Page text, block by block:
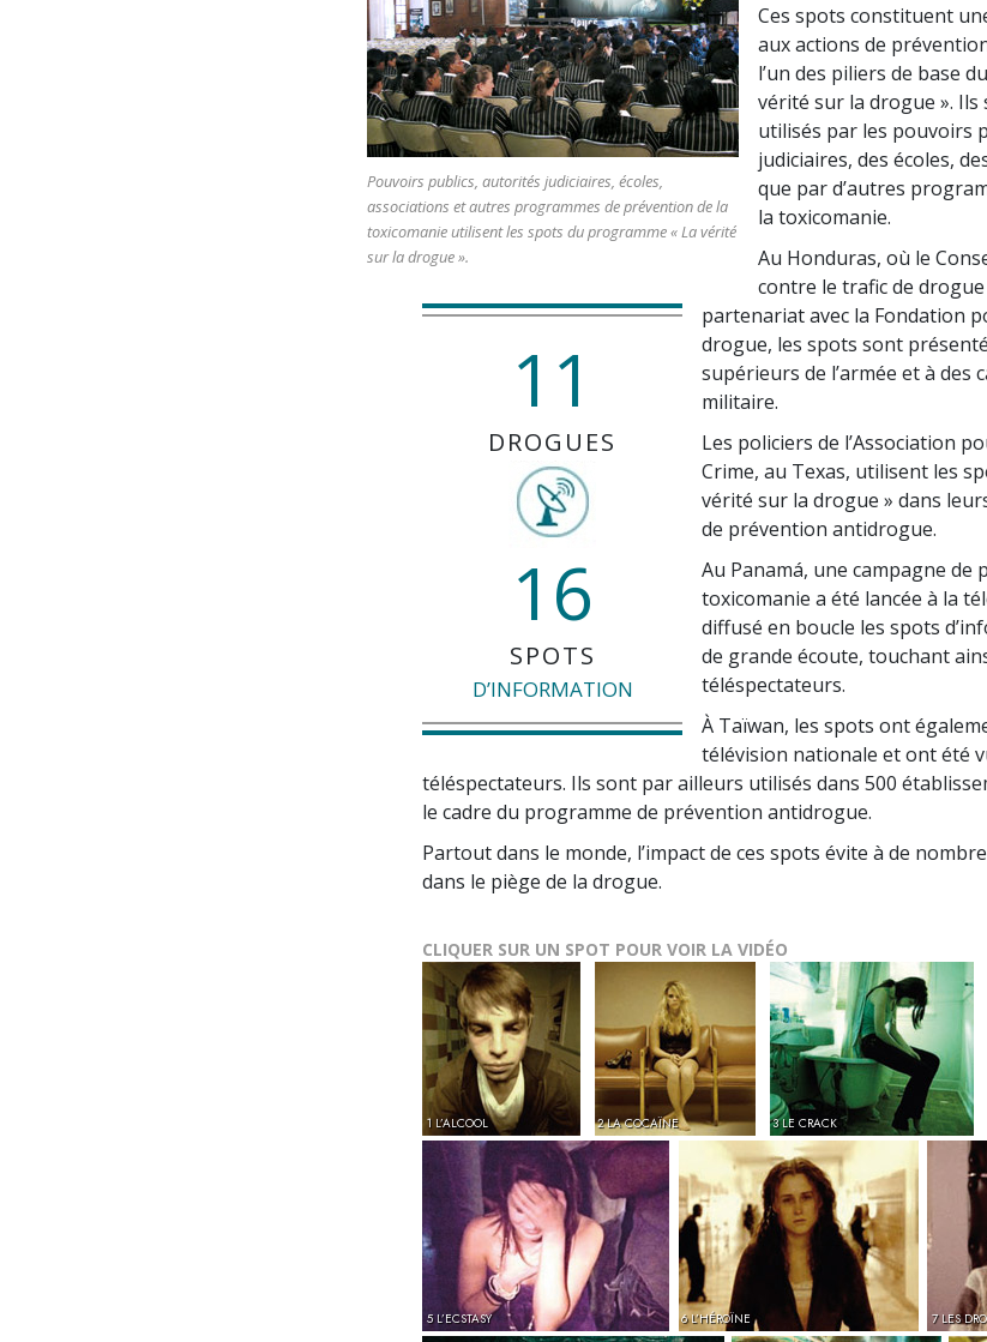
Pouvoirs publics, autorités judiciaires, écoles,
associations et autres programmes de prévention de la
toxicomanie utilisent les spots du programme « La vérité
sur la drogue ».
11
DROGUES
16
SPOTS
D’INFORMATION
Ces spots constituent
aux actions de
l’un des piliers de base
vérité sur la drogue ».
utilisés par les pouvoirs
judiciaires, des écoles,
que par d’autres
la toxicomanie.
Au Honduras, où le
contre le trafic de
partenariat avec la Fondation
drogue, les spots sont
supérieurs de l’armée et à des
militaire.
Les policiers de l’Association
Crime, au Texas, utilisent les
vérité sur la drogue » dans
de prévention antidrogue.
Au Panamá, une campagne de
toxicomanie a été lancée à la
diffusé en boucle les spots
de grande écoute, touchant
téléspectateurs.
À Taïwan, les spots ont
télévision nationale et ont été
téléspectateurs. Ils sont par ailleurs utilisés dans 500
le cadre du programme de prévention antidrogue.
Partout dans le monde, l’impact de ces spots évite à de
dans le piège de la drogue.
CLIQUER SUR UN SPOT POUR VOIR LA VIDÉO
1 L’ALCOOL 2 LA COCAÏNE 3 LE CRACK
5 L’ECSTASY 6 L’HÉROÏNE 7 LES